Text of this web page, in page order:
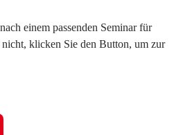
einem passenden Seminar für
klicken Sie den Button, um zur